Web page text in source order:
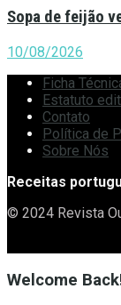
Sopa de feijão
10/08/2026
Ficha
Estatuto
Contato
Política de
Sobre Nós
Receitas
© 2024 Revista
Welcome